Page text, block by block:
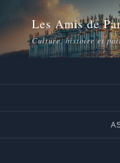
Les Amis de
Culture, histoire et